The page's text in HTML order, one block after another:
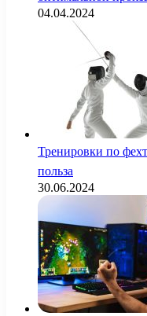
04.04.2024
Тренировки по
польза
30.06.2024